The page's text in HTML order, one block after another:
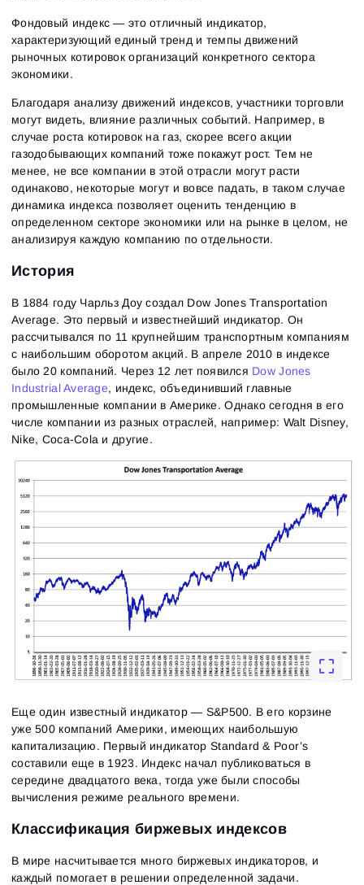
Фондовый индекс — это отличный индикатор,
характеризующий единый тренд и темпы движений
рыночных котировок организаций конкретного сектора
экономики.
Благодаря анализу движений индексов, участники торговли
могут видеть, влияние различных событий. Например, в
случае роста котировок на газ, скорее всего акции
газодобывающих компаний тоже покажут рост. Тем не
менее, не все компании в этой отрасли могут расти
одинаково, некоторые могут и вовсе падать, в таком случае
динамика индекса позволяет оценить тенденцию в
определенном секторе экономики или на рынке в целом, не
анализируя каждую компанию по отдельности.
История
В 1884 году Чарльз Доу создал Dow Jones Transportation
Average. Это первый и известнейший индикатор. Он
рассчитывался по 11 крупнейшим транспортным компаниям
с наибольшим оборотом акций. В апреле 2010 в индексе
было 20 компаний. Через 12 лет появился Dow Jones
Industrial Average, индекс, объединивший главные
промышленные компании в Америке. Однако сегодня в его
числе компании из разных отраслей, например: Walt Disney,
Nike, Coca-Cola и другие.
Еще один известный индикатор — S&P500. В его корзине
уже 500 компаний Америки, имеющих наибольшую
капитализацию. Первый индикатор Standard & Poor’s
составили еще в 1923. Индекс начал публиковаться в
середине двадцатого века, тогда уже были способы
вычисления режиме реального времени.
Классификация биржевых индексов
В мире насчитывается много биржевых индикаторов, и
каждый помогает в решении определенной задачи.